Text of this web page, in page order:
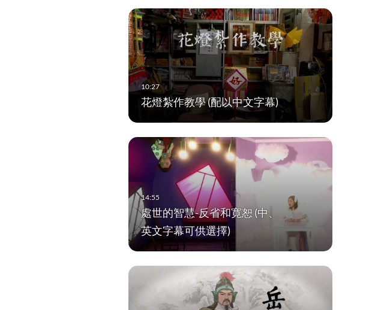
花燈紮作教學 (配以中文字幕)
處世的智慧-反省和寛恕 (中、
英文字幕可供選擇)